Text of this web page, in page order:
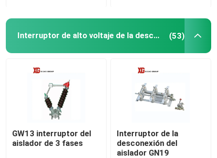
Interruptor de rotura de carga de aire
Interruptor de rotura de carga SF6
Dispositivo de distribución de la distribución de poder
Interruptor de alto voltaje de la desconexión
Disyuntor del vacío
Interruptor de alto voltaje de la desconexión (53)
GW13 interruptor del
aislador de 3 fases
Interruptor de la
desconexión del
aislador GN19